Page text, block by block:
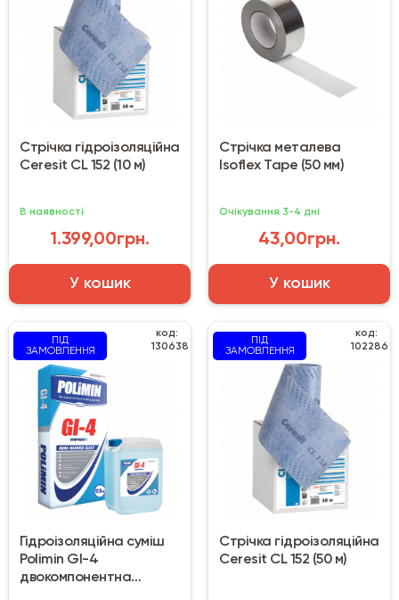
Стрічка гідроізоляційна
Ceresit CL 152 (10 м)
В наявності
1.399,00грн.
У кошик
Стрічка металева
Isoflex Tape (50 мм)
Очікування 3-4 дні
43,00грн.
У кошик
ПІД
ЗАМОВЛЕННЯ
код:
130638
Гідроізоляційна суміш
Polimin GI-4
двокомпонентна
ПІД
ЗАМОВЛЕННЯ
код:
102286
Стрічка гідроізоляційна
Ceresit CL 152 (50 м)